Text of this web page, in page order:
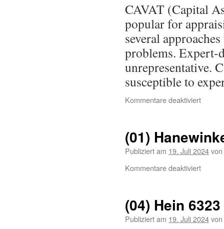
CAVAT (Capital
popular for
several
problems. Expert-
unrepresentative.
susceptible to
Kommentare deaktiviert
(01)
Publiziert am 19. Juli 2024von
Kommentare deaktiviert
(04) Hein 6323
Publiziert am 19. Juli 2024von